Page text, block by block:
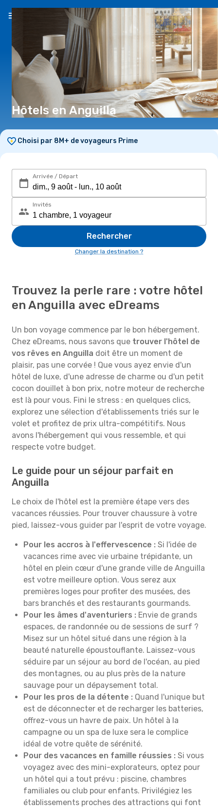
FR(CHF)
Hôtels en Anguilla
Choisi par 8M+ de voyageurs Prime
Arrivée / Départ
Invités
Rechercher
Changer la destination ?
Trouvez la perle rare : votre hôtel
en Anguilla avec eDreams
Un bon voyage commence par le bon hébergement.
Chez eDreams, nous savons que trouver l'hôtel de
vos rêves en Anguilla doit être un moment de
plaisir, pas une corvée ! Que vous ayez envie d'un
hôtel de luxe, d'une adresse de charme ou d'un petit
cocon douillet à bon prix, notre moteur de recherche
est là pour vous. Fini le stress : en quelques clics,
explorez une sélection d'établissements triés sur le
volet et profitez de prix ultra-compétitifs. Nous
avons l'hébergement qui vous ressemble, et qui
respecte votre budget.
Le guide pour un séjour parfait en
Anguilla
Le choix de l'hôtel est la première étape vers des
vacances réussies. Pour trouver chaussure à votre
pied, laissez-vous guider par l'esprit de votre voyage.
Pour les accros à l'effervescence : Si l'idée de
vacances rime avec vie urbaine trépidante, un
hôtel en plein cœur d'une grande ville de Anguilla
est votre meilleure option. Vous serez aux
premières loges pour profiter des musées, des
bars branchés et des restaurants gourmands.
Pour les âmes d'aventuriers : Envie de grands
espaces, de randonnée ou de sessions de surf ?
Misez sur un hôtel situé dans une région à la
beauté naturelle époustouflante. Laissez-vous
séduire par un séjour au bord de l'océan, au pied
des montagnes, ou au plus près de la nature
sauvage pour un dépaysement total.
Pour les pros de la détente : Quand l'unique but
est de déconnecter et de recharger les batteries,
offrez-vous un havre de paix. Un hôtel à la
campagne ou un spa de luxe sera le complice
idéal de votre quête de sérénité.
Pour des vacances en famille réussies : Si vous
voyagez avec des mini-explorateurs, optez pour
un hôtel qui a tout prévu : piscine, chambres
familiales ou club pour enfants. Privilégiez les
établissements proches des attractions qui font